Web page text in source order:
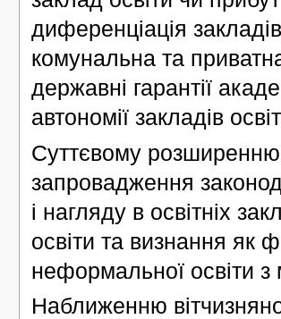
диференціація
комунальна та
державні гарантії
автономії закладів
Суттєвому розширенню
запровадження
і нагляду в освітніх
освіти та визнання як
неформальної освіти з
Наближенню